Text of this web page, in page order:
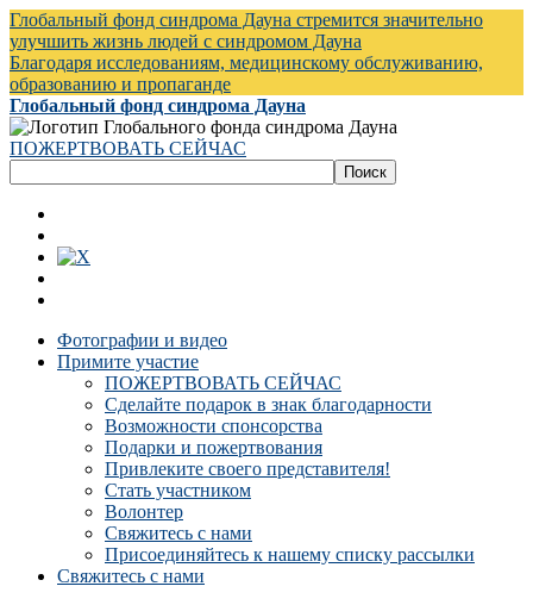
Глобальный фонд синдрома Дауна стремится значительно
улучшить жизнь людей с синдромом Дауна
Благодаря исследованиям, медицинскому обслуживанию,
образованию и пропаганде
Глобальный фонд синдрома Дауна
ПОЖЕРТВОВАТЬ СЕЙЧАС
Фотографии и видео
Примите участие
ПОЖЕРТВОВАТЬ СЕЙЧАС
Сделайте подарок в знак благодарности
Возможности спонсорства
Подарки и пожертвования
Привлеките своего представителя!
Стать участником
Волонтер
Свяжитесь с нами
Присоединяйтесь к нашему списку рассылки
Свяжитесь с нами